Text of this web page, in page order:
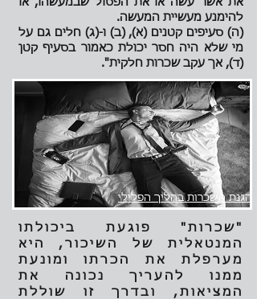
את אשר עשה או את הפסול שבמעשהו, או
להימנע מעשיית המעשה.
(ה) סעיפים קטנים (א), (ב) ו-(ג) חלים גם על
מי שלא היה חסר יכולת כאמור בסעיף קטן
(ד), אך עקב שכרות חלקית".
הגנת השכרות בהליך הפלילי
"שכרות" פוגעת ביכולתו
המנטאלית של השיכור, היא
מערפלת את הכרתו ומונעת
ממנו להעריך נכונה את
המציאות, ובדרך זו שוללת